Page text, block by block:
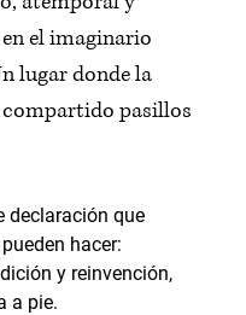
el imaginario
lugar donde la
pasillos
declaración que
hacer:
y reinvención,
a pie.